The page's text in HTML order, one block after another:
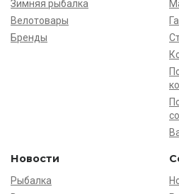
Зимняя рыбалка
Велотовары
Бренды
Новости
Рыбалка